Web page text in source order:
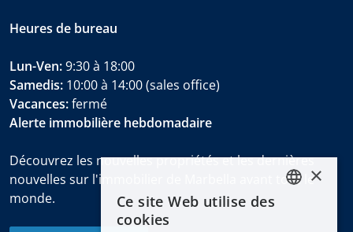
Heures de bureau
Lun-Ven:9:30 à 18:00
Samedis: 10:00 à 14:00 (sales office)
Vacances:fermé
Alerte immobilière hebdomadaire
Découvrez les nouvelles propriétés et les dernières
nouvelles sur l'immobilier de Marbella avant tout le
monde.
ENGLISH
×
Ce site Web utilise des
cookies